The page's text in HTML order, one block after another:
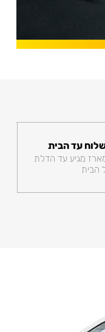
עד הבית
מגיע עד הדלת
הבית